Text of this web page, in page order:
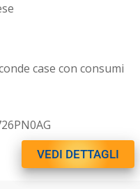
case con consumi
VEDI DETTAGLI